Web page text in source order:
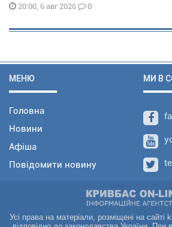
20:00, 6 авг 2026 0
МЕНЮ
Головна
Новини
Афіша
Повідомити новину
МИ В
Усі права на матеріали, розміщені на